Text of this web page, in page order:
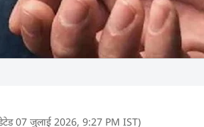
07 जुलाई 2026, 9:27 PM IST)